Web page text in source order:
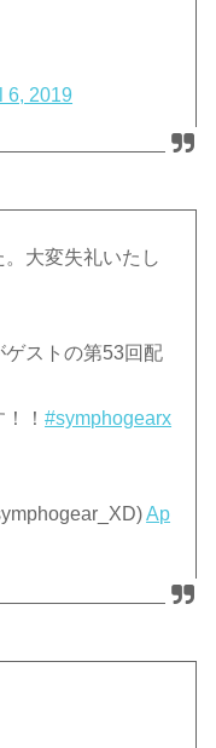
6, 2019
。大変失礼いたし
ストの第53回配
！！#symphogearx
Ap